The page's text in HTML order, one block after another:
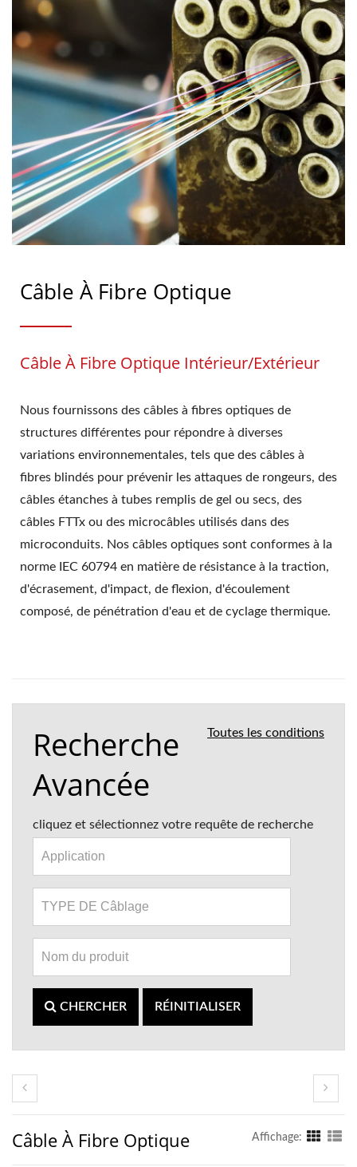
Câble À Fibre Optique
Câble À Fibre Optique Intérieur/extérieur
Nous fournissons des câbles à fibres optiques de
structures différentes pour répondre à diverses
variations environnementales, tels que des câbles à
fibres blindés pour prévenir les attaques de rongeurs, des
câbles étanches à tubes remplis de gel ou secs, des
câbles FTTx ou des microcâbles utilisés dans des
microconduits. Nos câbles optiques sont conformes à la
norme IEC 60794 en matière de résistance à la traction,
d'écrasement, d'impact, de flexion, d'écoulement
composé, de pénétration d'eau et de cyclage thermique.
Toutes les conditions
Recherche
Avancée
cliquez et sélectionnez votre requête de recherche
CHERCHER RÉINITIALISER
Câble À Fibre Optique Affichage: